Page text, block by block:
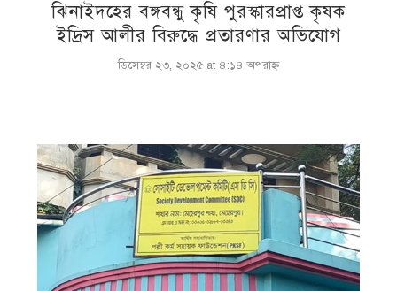
ঝিনাইদহের বঙ্গবন্ধু কৃষি পুরস্কারপ্রাপ্ত কৃষক
ইদ্রিস আলীর বিরুদ্ধে প্রতারণার অভিযোগ
ডিসেম্বর ২৩, ২০২৫ at ৪:১৪ অপরাহ্ণ